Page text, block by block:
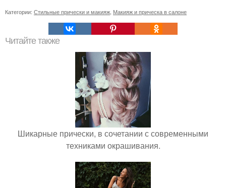
Категории: Стильные прически и макияж Макияж и прическа в салоне
Читайте также
Шикарные прически, в сочетании с современными
техниками окрашивания.